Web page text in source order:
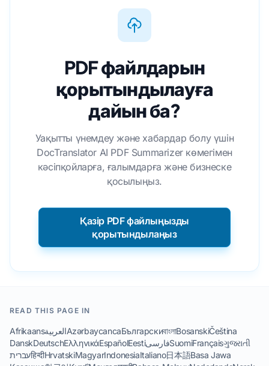
PDF файлдарын
қорытындылауға
дайын ба?
Уақытты үнемдеу және хабардар болу үшін
DocTranslator AI PDF Summarizer көмегімен
кәсіпқойларға, ғалымдарға және бизнеске
қосылыңыз.
Қазір PDF файлыңызды
қорытындылаңыз
READ THIS PAGE IN
AfrikaansالعربيةAzərbaycancaБългарскиবাংলাBosanskiČeština
DanskDeutschΕλληνικάEspañolEestiفارسیSuomiFrançaisગુજરાતી
עבריתहिन्दीHrvatskiMagyarIndonesiaItaliano日本語Basa Jawa